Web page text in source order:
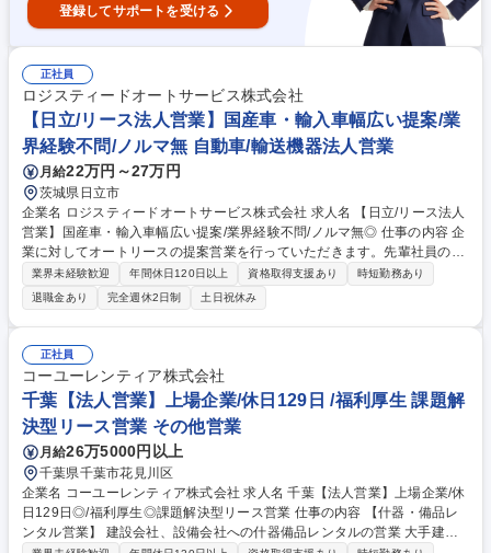
登録してサポートを受ける
正社員
ロジスティードオートサービス株式会社
【日立/リース法人営業】国産車・輸入車幅広い提案/業
界経験不問/ノルマ無 自動車/輸送機器法人営業
月給22万円～27万円
茨城県日立市
企業名 ロジスティードオートサービス株式会社 求人名 【日立/リース法人
営業】国産車・輸入車幅広い提案/業界経験不問/ノルマ無◎ 仕事の内容 企
業に対してオートリースの提案営業を行っていただきます。先輩社員のフ
ォローを受けながら顧客のニーズやエリアによっては販売（新車・中古）
や買取を提案する場合もあり、幅広く新規開拓をお任せ致します。 【詳
細】入社後2～3年は新規開拓を中心に行っていただきます。（ノルマはご
ざいません。）また並行して、既存顧客も数社引継ぎ管理手法も学んでい
ただきます。最終的に新規と既存の割合は5:5で、既存顧客の課題に対す
るソリューション提案や契約後のフォローまで行っていただきます。 募集
職種 【日立/リース法人営業】国産車・輸入車幅広い提案/業界経験不問/ノ
ルマ無◎
業界未経験歓迎 年間休日120日以上 資格取得支援あり
時短勤務あり
退職金あり
完全週休2日制 土日祝休み
正社員
コーユーレンティア株式会社
千葉【法人営業】上場企業/休日129日 /福利厚生 課題解
決型リース営業 その他営業
月給26万5000円以上
千葉県千葉市花見川区
企業名 コーユーレンティア株式会社 求人名 千葉【法人営業】上場企業/休
日129日◎/福利厚生◎課題解決型リース営業 仕事の内容 【什器・備品レ
ンタル営業】 建設会社、設備会社への什器備品レンタルの営業 大手建設